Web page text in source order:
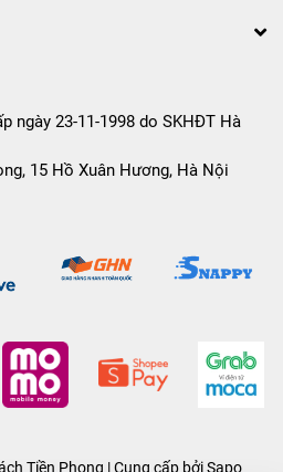
ngày 23-11-1998 do SKHĐT Hà
15 Hồ Xuân Hương, Hà Nội
Tiền Phong | Cung cấp bởiSapo